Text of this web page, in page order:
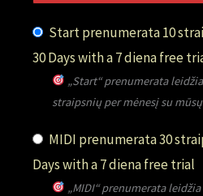
Start prenumerata 10
30 Dayswith a 7 diena free
„Start“ prenumerata
straipsnių per mėnesį su
MIDI prenumerata 30
Dayswith a 7 diena free trial
„MIDI“ prenumerata